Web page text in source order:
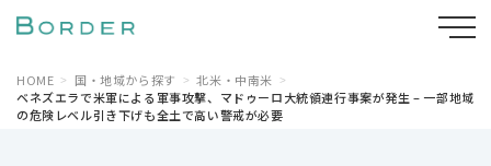
HOME 国・地域から探す
北米・中南米
ベネズエラで米軍による軍事攻撃、マドゥーロ大統領連行事案が発生 – 一部地域
の危険レベル引き下げも全土で高い警戒が必要